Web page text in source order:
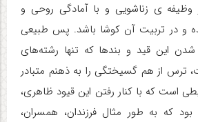
ی زناشویی و با آمادگی روحی و
و در تربیت آن کوشا باشد. پس طبیعی
این قید و بندها که تنها رشته‌های
ترس از هم گسیختگی را به ذهنم متبادر
است که با کنار رفتن این قیود ظاهری،
بود که به طور مثال فرزندان، همسران،